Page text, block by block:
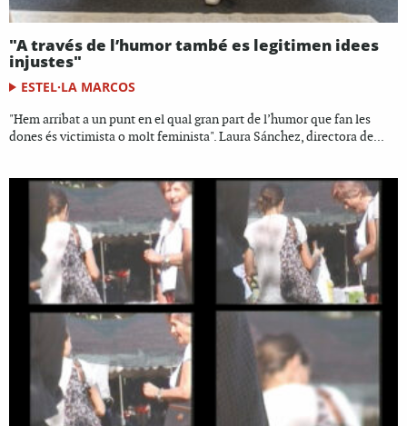
"A través de l’humor també es legitimen idees
injustes"
ESTEL·LA MARCOS
"Hem arribat a un punt en el qual gran part de l’humor que fan les
dones és victimista o molt feminista". Laura Sánchez, directora de...